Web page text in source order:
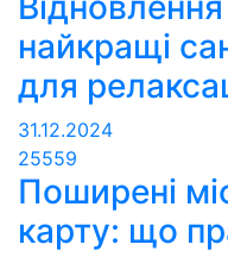
найкращі
для
31.12.2024
25559
Поширені
карту: що